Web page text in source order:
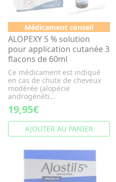
Médicament conseil
ALOPEXY 5 % solution
pour application cutanée 3
flacons de 60ml
Ce médicament est indiqué
en cas de chute de cheveux
modérée (alopécie
androgénéti...
19,95€
AJOUTER AU PANIER